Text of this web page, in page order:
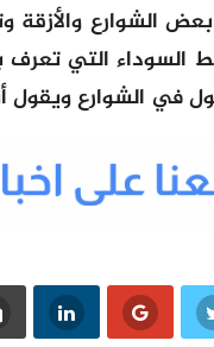
بعض الشوارع
التي تعرف
في الشوارع ويقول